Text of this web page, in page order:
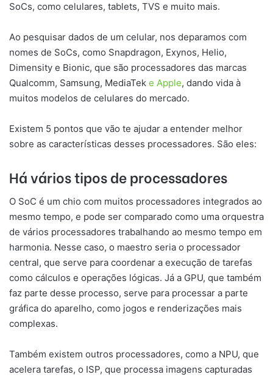
SoCs, como celulares, tablets, TVS e muito mais.
Ao pesquisar dados de um celular, nos deparamos com
nomes de SoCs, como Snapdragon, Exynos, Helio,
Dimensity e Bionic, que são processadores das marcas
Qualcomm, Samsung, MediaTek e Apple, dando vida à
muitos modelos de celulares do mercado.
Existem 5 pontos que vão te ajudar a entender melhor
sobre as características desses processadores. São eles:
Há vários tipos de processadores
O SoC é um chio com muitos processadores integrados ao
mesmo tempo, e pode ser comparado como uma orquestra
de vários processadores trabalhando ao mesmo tempo em
harmonia. Nesse caso, o maestro seria o processador
central, que serve para coordenar a execução de tarefas
como cálculos e operações lógicas. Já a GPU, que também
faz parte desse processo, serve para processar a parte
gráfica do aparelho, como jogos e renderizações mais
complexas.
Também existem outros processadores, como a NPU, que
acelera tarefas, o ISP, que processa imagens capturadas